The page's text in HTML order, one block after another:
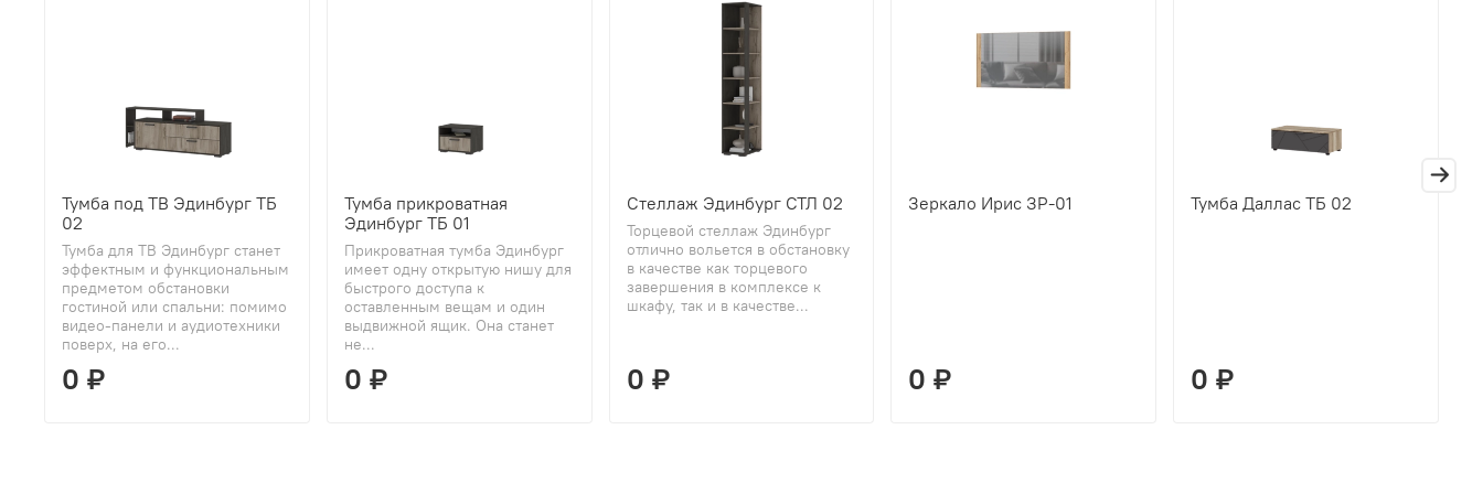
Тумба под ТВ Эдинбург ТБ
02
Тумба для ТВ Эдинбург станет
эффектным и функциональным
предметом обстановки
гостиной или спальни: помимо
видео-панели и аудиотехники
поверх, на его...
0 ₽
Тумба прикроватная
Эдинбург ТБ 01
Прикроватная тумба Эдинбург
имеет одну открытую нишу для
быстрого доступа к
оставленным вещам и один
выдвижной ящик. Она станет
не...
0 ₽
Стеллаж Эдинбург СТЛ 02
Торцевой стеллаж Эдинбург
отлично вольется в обстановку
в качестве как торцевого
завершения в комплексе к
шкафу, так и в качестве...
0 ₽
Зеркало Ирис ЗР-01
0 ₽
Тумба Даллас ТБ 02
0 ₽